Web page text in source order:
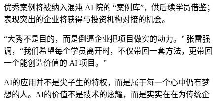
优秀案例将被纳入混沌 AI 院的 “案例库”，供后续学员借鉴；
表现突出的企业将获得与投资机构对接的机会。
“大秀不是目的，而是倒逼企业把项目做实的动力。” 张雷强
调，“我们希望每个学员离开时，不仅带回一套方法，更带回
一个能创造价值的 AI 项目。”
AI的应用并不是尖子生的特权，而是属于每一个心中仍有梦
想的人。AI的价值不是技术的炫耀，而是实实在在为传统企